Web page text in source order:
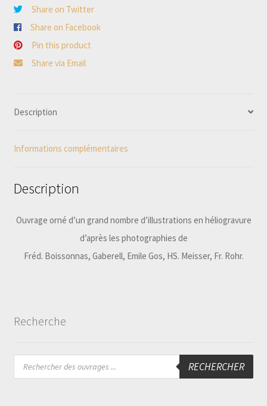
et
sa
Vallée
Share on Twitter
Share on Facebook
Pin this product
Share via Email
Description
Informations complémentaires
Description
Ouvrage orné d’un grand nombre d’illustrations en héliogravure
d’après les photographies de
Fréd. Boissonnas, Gaberell, Emile Gos, HS. Meisser, Fr. Rohr.
Recherche
Recherche
produits
RECHERCHER